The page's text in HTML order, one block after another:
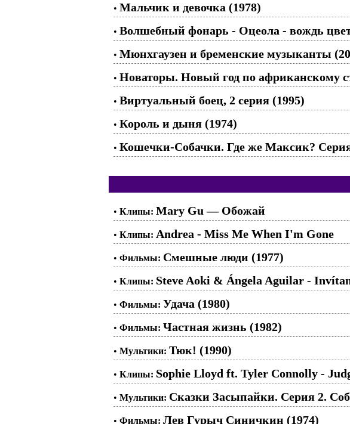
• Мальчик и девочка (1978)
• Волшебный фонарь - Оцеола - вождь
• Мюнхгаузен и бременские музыканты
• Новаторы. Новый год по африканскому
• Виртуальный боец, 2 серия (1995)
• Король и дыня (1974)
• Кошечки-Собачки. Где же Максик?
• Клипы: Mary Gu — Обожай
• Клипы: Andrea - Miss Me When I'm Gone
• Фильмы: Смешные люди (1977)
• Клипы: Steve Aoki & Ángela Aguilar -
• Фильмы: Удача (1980)
• Фильмы: Частная жизнь (1982)
• Мультики: Тюк! (1990)
• Клипы: Sophie Lloyd ft. Tyler Connolly -
• Мультики: Сказки Засыпайки. Серия 2.
• Фильмы: Лев Гурыч Синичкин (1974)